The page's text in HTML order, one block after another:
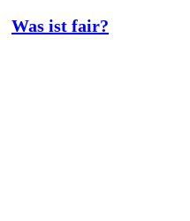
Was ist fair?